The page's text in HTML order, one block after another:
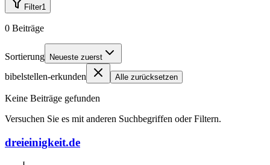
Filter1
0 Beiträge
Sortierung Neueste zuerst
bibelstellen-erkunden Alle zurücksetzen
Keine Beiträge gefunden
Versuchen Sie es mit anderen Suchbegriffen oder Filtern.
dreieinigkeit.de